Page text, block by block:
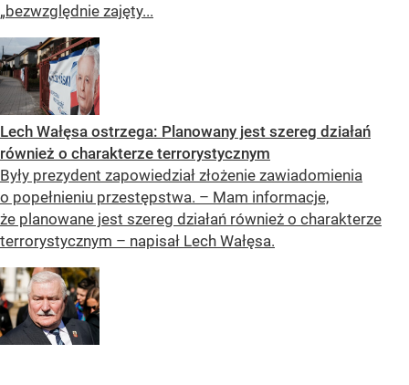
„bezwzględnie zajęty...
Lech Wałęsa ostrzega: Planowany jest szereg działań
również o charakterze terrorystycznym
Były prezydent zapowiedział złożenie zawiadomienia
o popełnieniu przestępstwa. – Mam informacje,
że planowane jest szereg działań również o charakterze
terrorystycznym – napisał Lech Wałęsa.